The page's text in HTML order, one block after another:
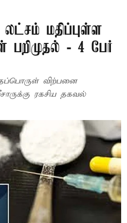
லட்சம் மதிப்புள்ள
- 4 பேர்
விற்பனை
ரகசிய தகவல்